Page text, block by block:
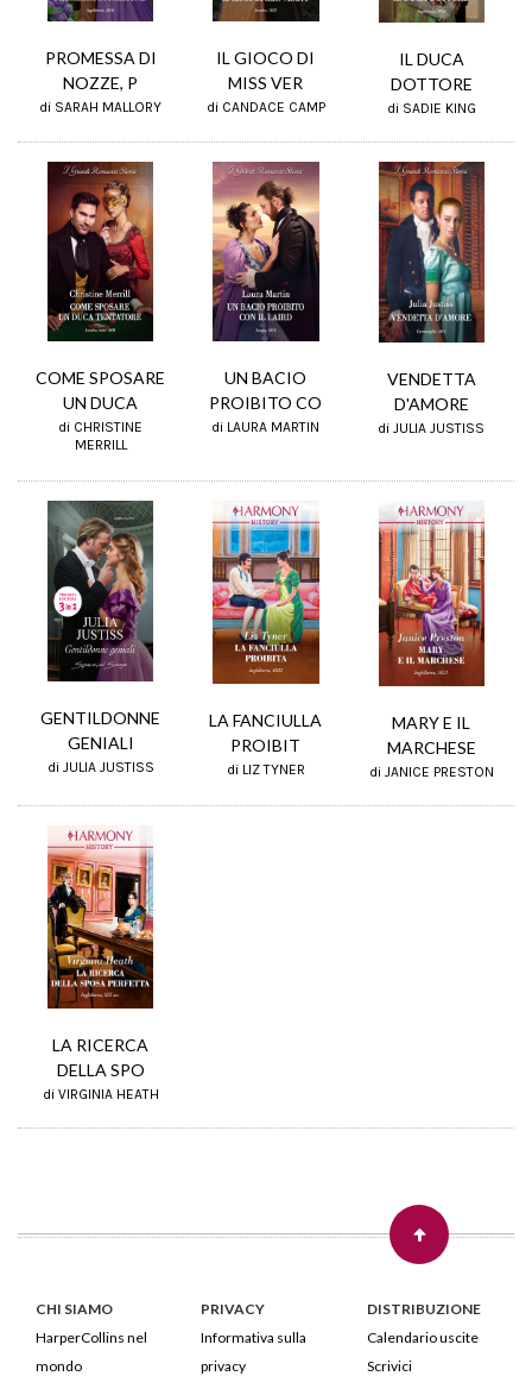
PROMESSA DI
NOZZE, P
di SARAH MALLORY
IL GIOCO DI
MISS VER
di CANDACE CAMP
IL DUCA
DOTTORE
di SADIE KING
COME SPOSARE
UN DUCA
di CHRISTINE
MERRILL
UN BACIO
PROIBITO CO
di LAURA MARTIN
VENDETTA
D'AMORE
di JULIA JUSTISS
GENTILDONNE
GENIALI
di JULIA JUSTISS
LA FANCIULLA
PROIBIT
di LIZ TYNER
MARY E IL
MARCHESE
di JANICE PRESTON
LA RICERCA
DELLA SPO
di VIRGINIA HEATH
CHI SIAMO
HarperCollins nel
mondo
PRIVACY
Informativa sulla
privacy
DISTRIBUZIONE
Calendario uscite
Scrivici